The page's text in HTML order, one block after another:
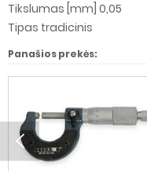
Tikslumas [mm] 0,05
Tipas tradicinis
Panašios prekės: